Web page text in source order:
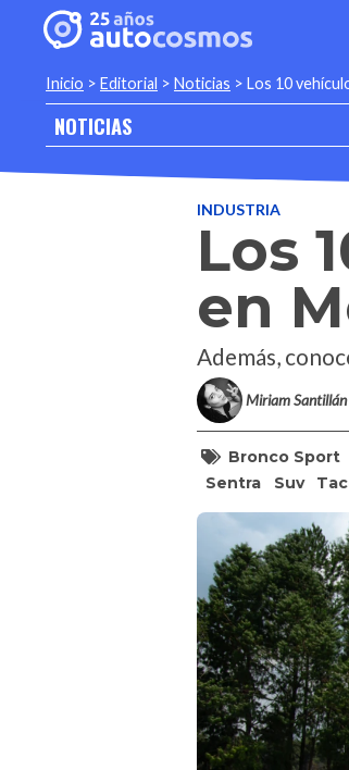
Inicio > Editorial > Noticias > Los 10
NOTICIAS
INDUSTRIA
Los
en
Además,
Miriam Santillán
Bronco Sport
Sentra
Suv